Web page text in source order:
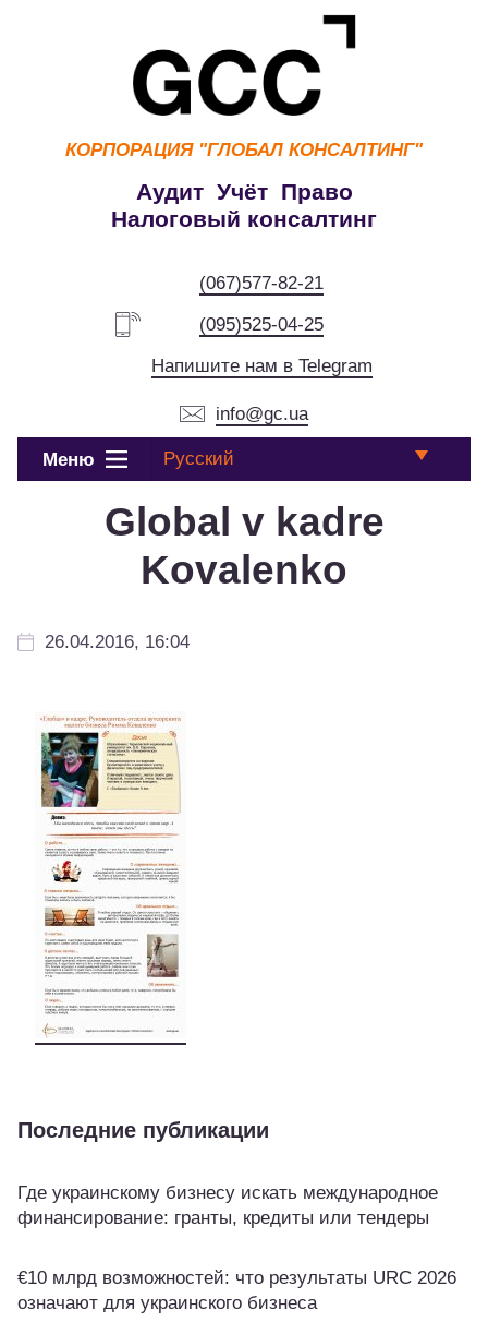
КОРПОРАЦИЯ "ГЛОБАЛ КОНСАЛТИНГ"
Аудит Учёт Право
Налоговый консалтинг
(067)577-82-21
(095)525-04-25
Напишите нам в Telegram
info@gc.ua
Меню Русский
Global v kadre
Kovalenko
26.04.2016, 16:04
Последние публикации
Где украинскому бизнесу искать международное
финансирование: гранты, кредиты или тендеры
€10 млрд возможностей: что результаты URC 2026
означают для украинского бизнеса